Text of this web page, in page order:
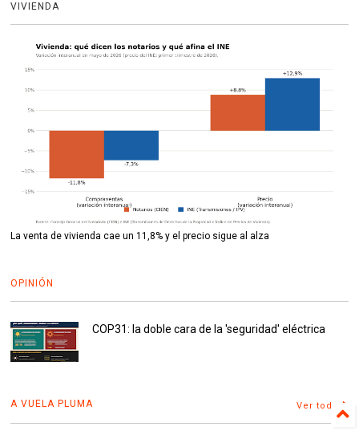
VIVIENDA
La venta de vivienda cae un 11,8% y el precio sigue al alza
OPINIÓN
COP31: la doble cara de la 'seguridad' eléctrica
A VUELA PLUMA Ver todo